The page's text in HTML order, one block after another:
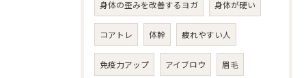
身体の歪みを改善するヨガ 身体が硬い
コアトレ 体幹 疲れやすい人
免疫力アップ アイブロウ 眉毛